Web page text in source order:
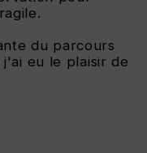
du parcours
j'ai eu le plaisir de